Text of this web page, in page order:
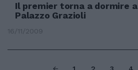
Il premier torna a dormire a
Palazzo Grazioli
16/11/2009